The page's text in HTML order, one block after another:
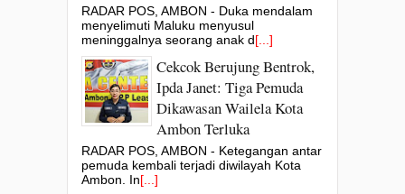
RADAR POS, AMBON - Duka mendalam
menyelimuti Maluku menyusul
meninggalnya seorang anak d[...]
Cekcok Berujung Bentrok,
Ipda Janet: Tiga Pemuda
Dikawasan Wailela Kota
Ambon Terluka
RADAR POS, AMBON - Ketegangan antar
pemuda kembali terjadi diwilayah Kota
Ambon. In[...]